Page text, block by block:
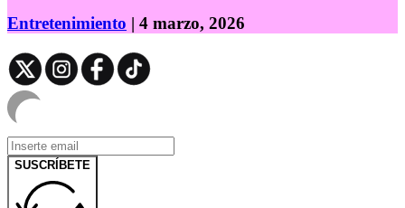
Entretenimiento | 4 marzo, 2026
SUSCRÍBETE